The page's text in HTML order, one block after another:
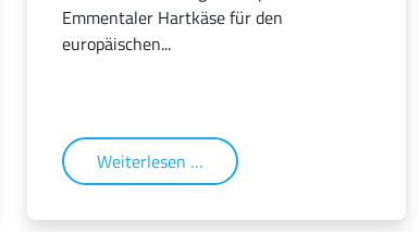
Emmentaler Hartkäse für den
europäischen...
Weiterlesen …